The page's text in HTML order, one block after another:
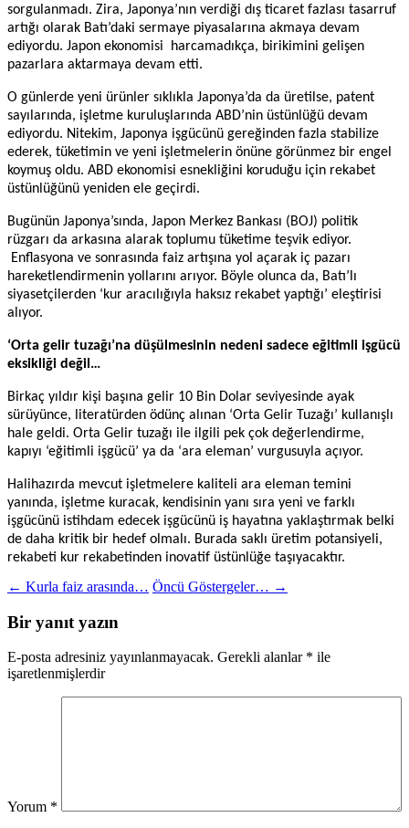
sorgulanmadı. Zira, Japonya’nın verdiği dış ticaret fazlası tasarruf
artığı olarak Batı’daki sermaye piyasalarına akmaya devam
ediyordu. Japon ekonomisi
harcamadıkça, birikimini gelişen
pazarlara aktarmaya devam etti.
O günlerde yeni ürünler sıklıkla Japonya’da da üretilse, patent
sayılarında, işletme kuruluşlarında ABD’nin üstünlüğü devam
ediyordu. Nitekim, Japonya işgücünü gereğinden fazla stabilize
ederek, tüketimin ve yeni işletmelerin önüne görünmez bir engel
koymuş oldu. ABD ekonomisi esnekliğini koruduğu için rekabet
üstünlüğünü yeniden ele geçirdi.
Bugünün Japonya’sında, Japon Merkez Bankası (BOJ) politik
rüzgarı da arkasına alarak toplumu tüketime teşvik ediyor.
Enflasyona ve sonrasında faiz artışına yol açarak iç pazarı
hareketlendirmenin yollarını arıyor. Böyle olunca da, Batı’lı
siyasetçilerden ‘kur aracılığıyla haksız rekabet yaptığı’ eleştirisi
alıyor.
‘Orta gelir tuzağı’na düşülmesinin nedeni sadece eğitimli işgücü
eksikliği değil…
Birkaç yıldır kişi başına gelir 10 Bin Dolar seviyesinde ayak
sürüyünce, literatürden ödünç alınan ‘Orta Gelir Tuzağı’ kullanışlı
hale geldi. Orta Gelir tuzağı ile ilgili pek çok değerlendirme,
kapıyı ‘eğitimli işgücü’ ya da ‘ara eleman’ vurgusuyla açıyor.
Halihazırda mevcut işletmelere kaliteli ara eleman temini
yanında, işletme kuracak, kendisinin yanı sıra yeni ve farklı
işgücünü istihdam edecek işgücünü iş hayatına yaklaştırmak belki
de daha kritik bir hedef olmalı. Burada saklı üretim potansiyeli,
rekabeti kur rekabetinden inovatif üstünlüğe taşıyacaktır.
Yazı
dolaşımı
← Kurla faiz arasında… Öncü Göstergeler… →
Bir yanıt yazın
E-posta adresiniz yayınlanmayacak. Gerekli alanlar * ile
işaretlenmişlerdir
Yorum *